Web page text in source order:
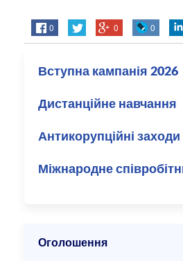
0 0 0
Вступна кампанія 2026
Дистанційне навчання
Антикорупційні заходи
Міжнародне
Оголошення